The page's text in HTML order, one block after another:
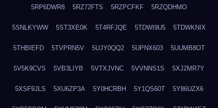
5RP6DWR8 5RZ72FTS 5RZPCFKF 5RZQDHMO
5SNLKYWW 5ST3XE0K 5T4RFJQE 5TDWI9U5 5TDWKNIX
5THBIEFD 5TVPRN5V 5UJY0QQ2 5UPNX603 5UUMB8OT
5V5K9CVS 5VB3LIYB 5VTXJVNC 5VVNNS1S 5XJ2MR7Y
5XSF9JLS 5XU6ZP3A 5Y0HCRBH 5Y1QS60T 5Y86UZX6